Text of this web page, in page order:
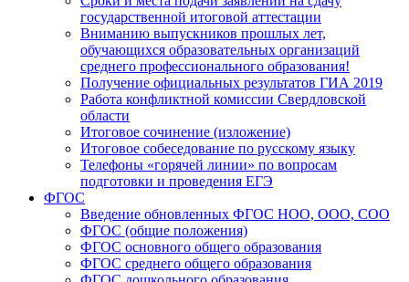
государственной итоговой аттестации
Вниманию выпускников прошлых лет,
обучающихся образовательных организаций
среднего профессионального образования!
Получение официальных результатов ГИА 2019
Работа конфликтной комиссии Свердловской
области
Итоговое сочинение (изложение)
Итоговое собеседование по русскому языку
Телефоны «горячей линии» по вопросам
подготовки и проведения ЕГЭ
ФГОС
Введение обновленных ФГОС НОО, ООО, СОО
ФГОС (общие положения)
ФГОС основного общего образования
ФГОС среднего общего образования